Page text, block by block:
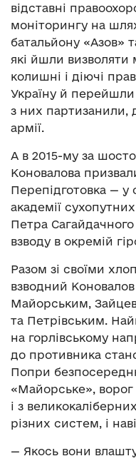
відставні
моніторингу на
батальйону «Азов»
які йшли визволяти
колишні і діючі
Україну й перейшли
з них партизанили,
армії.
А в 2015-му за
Коновалова
Перепідготовка — у
академії
Петра
взводу в окремій
Разом зі своїми
взводний
Майорським,
та Петрівським.
на горлівському
до противника
Попри
«Майорське», ворог
і з
різних систем, і
— Якось вони